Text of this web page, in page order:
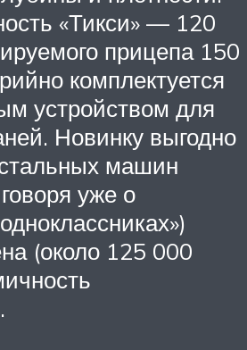
«Тикси» — 120
прицепа 150
комплектуется
устройством для
Новинку выгодно
машин
уже о
(около 125 000